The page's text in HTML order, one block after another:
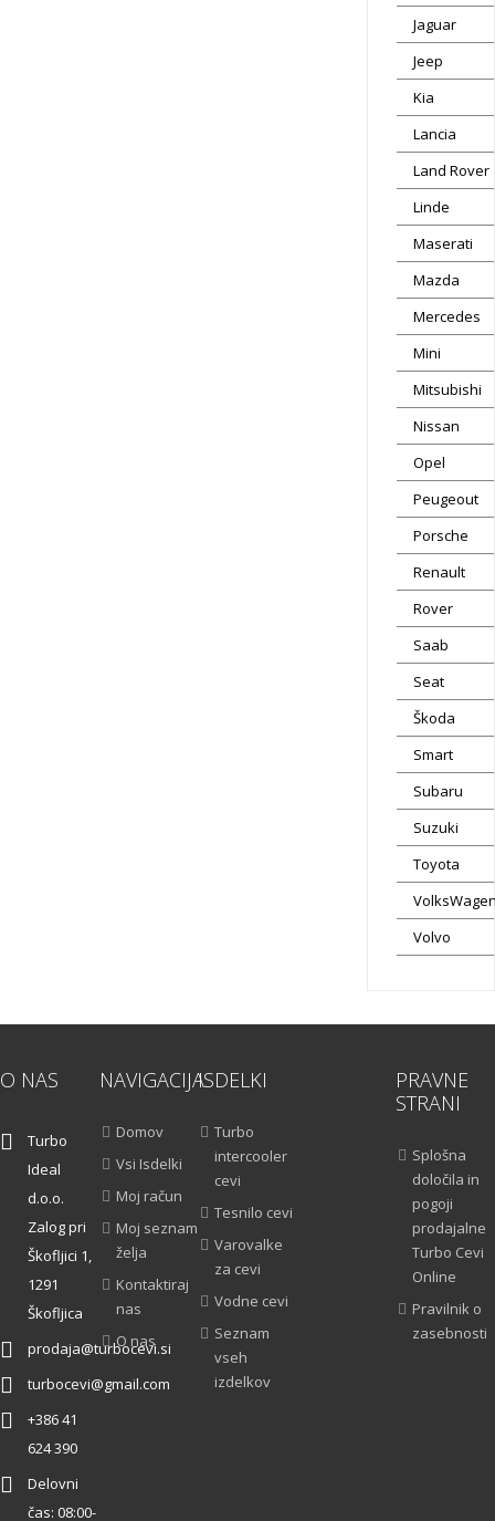
Jaguar
Jeep
Kia
Lancia
Land Rover
Linde
Maserati
Mazda
Mercedes
Mini
Mitsubishi
Nissan
Opel
Peugeout
Porsche
Renault
Rover
Saab
Seat
Škoda
Smart
Subaru
Suzuki
Toyota
Volvo
O NAS
Turbo
Ideal
d.o.o.
Zalog pri
Škofljici 1,
1291
Škofljica
prodaja@turbocevi.si
turbocevi@gmail.com
+386 41
624 390
Delovni
čas: 08:00-
NAVIGACIJA
Domov
Vsi Isdelki
Moj račun
Moj seznam
želja
Kontaktiraj
nas
O nas
ISDELKI
Turbo
intercooler
cevi
Tesnilo cevi
Varovalke
za cevi
Vodne cevi
Seznam
vseh
izdelkov
PRAVNE
STRANI
Splošna
določila in
pogoji
prodajalne
Turbo Cevi
Online
Pravilnik o
zasebnosti